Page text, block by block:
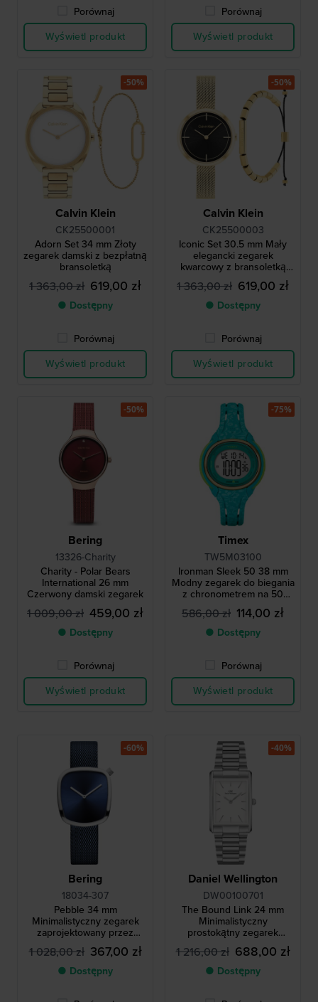
Porównaj
Wyświetl produkt
Porównaj
Wyświetl produkt
Calvin Klein
CK25500001
Adorn Set 34 mm Złoty
zegarek damski z bezpłatną
bransoletką
1 363,00 zł 619,00 zł
● Dostępny
Porównaj
Wyświetl produkt
-50%
Calvin Klein
CK25500003
Iconic Set 30.5 mm Mały
elegancki zegarek
kwarcowy z bransoletką
gratis
1 363,00 zł 619,00 zł
● Dostępny
Porównaj
Wyświetl produkt
-50%
Bering
13326-Charity
Charity - Polar Bears
International 26 mm
Czerwony damski zegarek
1 009,00 zł 459,00 zł
● Dostępny
Porównaj
Wyświetl produkt
-50%
Timex
TW5M03100
Ironman Sleek 50 38 mm
Modny zegarek do biegania
z chronometrem na 50
okrążeń.
586,00 zł 114,00 zł
● Dostępny
Porównaj
Wyświetl produkt
-75%
Bering
18034-307
Pebble 34 mm
Minimalistyczny zegarek
zaprojektowany przez
KiBiSi
1 028,00 zł 367,00 zł
● Dostępny
-60%
Daniel Wellington
DW00100701
The Bound Link 24 mm
Minimalistyczny
prostokątny zegarek
kwarcowy
1 216,00 zł 688,00 zł
● Dostępny
-40%